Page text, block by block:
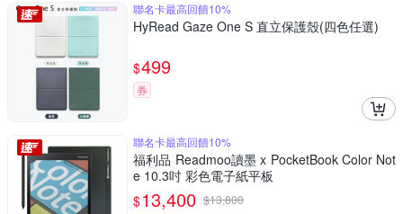
聯名卡最高回饋10%
HyRead Gaze One S 直立保護殼(四色任選)
$499
券
聯名卡最高回饋10%
福利品 Readmoo讀墨 x PocketBook Color Not
e 10.3吋 彩色電子紙平板
$13,400 $13,800